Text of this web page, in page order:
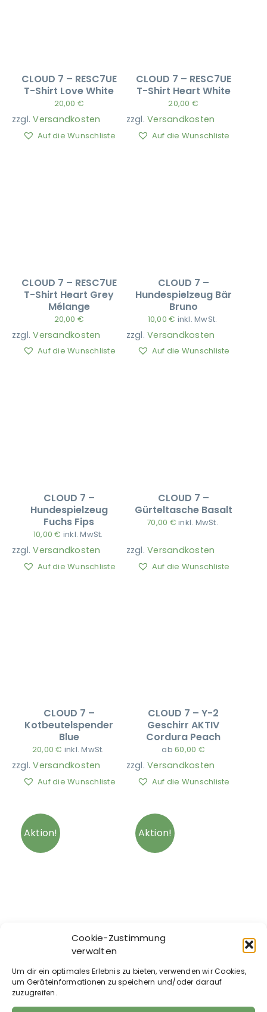
Cookie-Zustimmung
verwalten
Um dir ein optimales Erlebnis zu bieten, verwenden wir Cookies,
um Geräteinformationen zu speichern und/oder darauf
zuzugreifen.
CLOUD 7 – RESC7UE
T-Shirt Love White
20,00 €
zzgl.Versandkosten
Auf die Wunschliste
CLOUD 7 – RESC7UE
T-Shirt Heart White
20,00 €
zzgl.Versandkosten
Auf die Wunschliste
CLOUD 7 – RESC7UE
T-Shirt Heart Grey
Mélange
20,00 €
zzgl.Versandkosten
Auf die Wunschliste
CLOUD 7 –
Hundespielzeug Bär
Bruno
10,00€ inkl. MwSt.
zzgl.Versandkosten
Auf die Wunschliste
CLOUD 7 –
Hundespielzeug
Fuchs Fips
10,00€ inkl. MwSt.
zzgl.Versandkosten
Auf die Wunschliste
CLOUD 7 –
Gürteltasche Basalt
70,00 € inkl. MwSt.
zzgl.Versandkosten
Auf die Wunschliste
CLOUD 7 –
Kotbeutelspender
Blue
20,00€ inkl. MwSt.
zzgl.Versandkosten
Auf die Wunschliste
CLOUD 7 – Y-2
Geschirr AKTIV
Cordura Peach
ab60,00 €
zzgl.Versandkosten
Auf die Wunschliste
Aktion!
BUNDLE
Ursprünglicher
war:
310,00 €
170,10€Aktueller
ist:
170,10 €.
inkl.
MwSt.
zzgl.Versandkosten
Auf die Wunschliste
Aktion!
Hundepullover
ab70,00€ ab56,00€
Auf die Wunschliste